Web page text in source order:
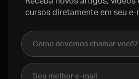
cursos diretamente em seu e-
Nome completo
E-mail